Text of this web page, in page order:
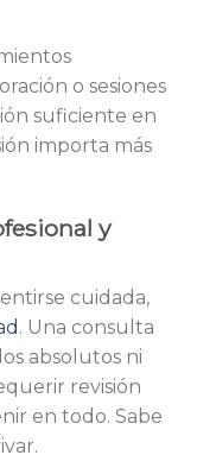
o sesiones
suficiente en
importa más
y
cuidada,
. Una consulta
absolutos ni
revisión
en todo. Sabe